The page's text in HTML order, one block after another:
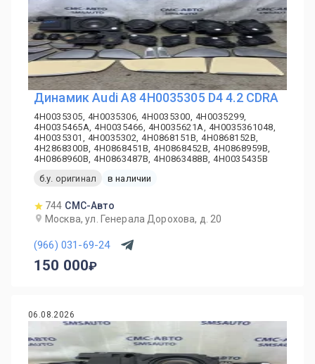
Динамик Audi A8 4H0035305 D4 4.2 CDRA
4H0035305, 4H0035306, 4H0035300, 4H0035299,
4H0035465A, 4H0035466, 4H0035621A, 4H0035361048,
4H0035301, 4H0035302, 4H0868151B, 4H0868152B,
4H2868300B, 4H0868451B, 4H0868452B, 4H0868959B,
4H0868960B, 4H0863487B, 4H0863488B, 4H0035435B
б.у. оригинал
в наличии
744 СМС-Авто
Москва, ул. Генерала Дорохова, д. 20
(966) 031-69-24
150 000
06.08.2026